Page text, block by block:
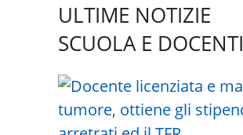
ULTIME NOTIZIE
SCUOLA E DOCENTI